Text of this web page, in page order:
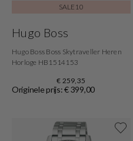
SALE10
Hugo Boss
Hugo Boss Boss Skytraveller Heren
Horloge HB1514153
€ 259,35
Originele prijs: € 399,00